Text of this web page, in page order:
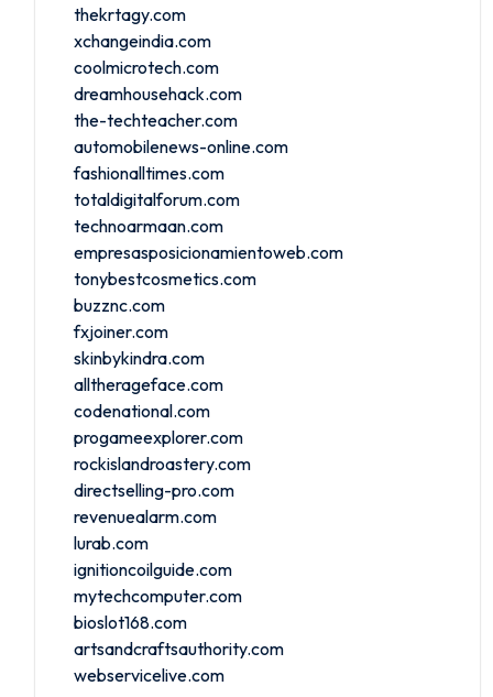
thekrtagy.com
xchangeindia.com
coolmicrotech.com
dreamhousehack.com
the-techteacher.com
automobilenews-online.com
fashionalltimes.com
totaldigitalforum.com
technoarmaan.com
empresasposicionamientoweb.com
tonybestcosmetics.com
buzznc.com
fxjoiner.com
skinbykindra.com
alltherageface.com
codenational.com
progameexplorer.com
rockislandroastery.com
directselling-pro.com
revenuealarm.com
lurab.com
ignitioncoilguide.com
mytechcomputer.com
bioslot168.com
artsandcraftsauthority.com
webservicelive.com